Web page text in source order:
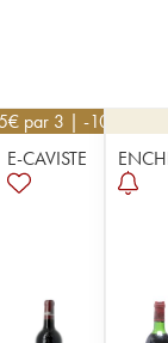
€ par 3 | -10%
E-CAVISTE